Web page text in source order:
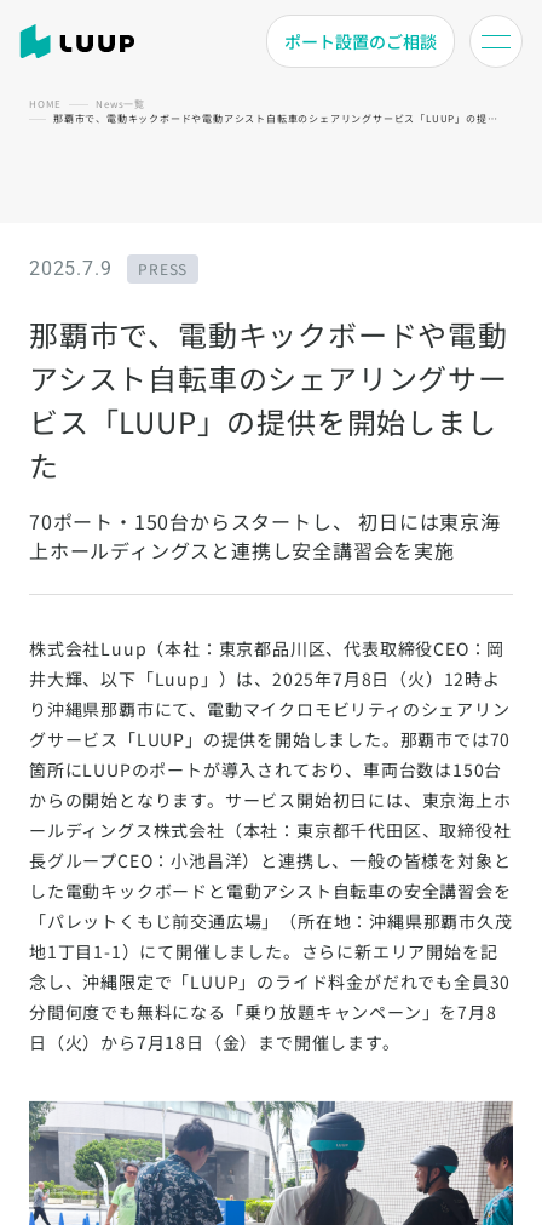
ポート設置のご相談
HOME
News一覧
那覇市で、電動キックボードや電動アシスト自転車のシェアリングサービス「LUUP」の提供を開始しました
2025.7.9 PRESS
那覇市で、電動キックボードや電動
アシスト自転車のシェアリングサー
ビス「LUUP」の提供を開始しまし
た
70ポート・150台からスタートし、 初日には東京海
上ホールディングスと連携し安全講習会を実施
株式会社Luup（本社：東京都品川区、代表取締役CEO：岡
井大輝、以下「Luup」）は、2025年7月8日（火）12時よ
り沖縄県那覇市にて、電動マイクロモビリティのシェアリン
グサービス「LUUP」の提供を開始しました。那覇市では70
箇所にLUUPのポートが導入されており、車両台数は150台
からの開始となります。サービス開始初日には、東京海上ホ
ールディングス株式会社（本社：東京都千代田区、取締役社
長グループCEO：小池昌洋）と連携し、一般の皆様を対象と
した電動キックボードと電動アシスト自転車の安全講習会を
「パレットくもじ前交通広場」（所在地：沖縄県那覇市久茂
地1丁目1-1）にて開催しました。さらに新エリア開始を記
念し、沖縄限定で「LUUP」のライド料金がだれでも全員30
分間何度でも無料になる「乗り放題キャンペーン」を7月8
日（火）から7月18日（金）まで開催します。